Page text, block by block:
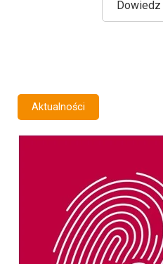
Dowiedz
Aktualności